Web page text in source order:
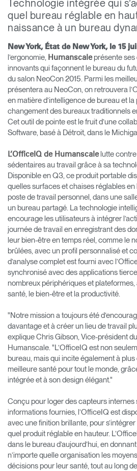
Opens
to
Opens
to
Opens
to
Opens
to
Opens
to
Blog
Opens
to
Opens
to
Technologie intégrée qui
quel bureau réglable en
naissance à un bureau
New York, État de New York, le 15
l’ergonomie, Humanscaleprésente ses
innovants qui façonnent le bureau du
du salon NeoCon 2015. Parmi les
présentera au NeoCon, on retrouvera
en matière d’intelligence de bureau et
changement des bureaux traditionnels
Cet outil de pointe est le fruit d’une
Software, basé à Détroit, dans le
L’OfficeIQ de Humanscalelutte
sédentaires au travail grâce à sa
Disponible en Q3, ce produit portable
quelles surfaces et chaises réglables
poste de travail personnel, dans une
un bureau partagé. La technologie
encourage les utilisateurs à intégrer
journée de travail en enregistrant des
leur bien-être en temps réel, comme le
brûlées, avec un profil personnalisé et
d’analyse complet est fourni avec
synchronisé avec des applications
nombreux périphériques et
santé, le bien-être et la productivité.
"Notre mission a toujours été
davantage et à créer un lieu de travail
explique Chris Gibson, Vice-président
Humanscale. "L’OfficeIQ est non
bureau, mais qui incite également à plus
meilleure santé pour tout le monde,
intégrée et à son design élégant."
Conçu pour loger des capteurs internes
informations fournies, l’OfficeIQ est
avec une finition brillante, pour
quel produit réglable en hauteur.
dans le bureau d’aujourd’hui, en
n’importe quelle organisation les
décisions pour leur santé, tout au long